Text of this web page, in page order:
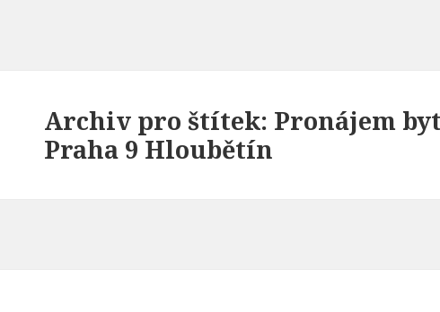
Archiv pro štítek: Pronájem
Praha 9 Hloubětín